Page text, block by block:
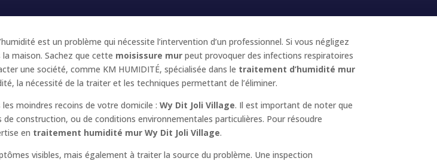
est un problème qui nécessite l’intervention d’un professionnel. Si vous négligez
maison. Sachez que cette moisissure mur peut provoquer des infections respiratoires
une société, comme KM HUMIDITÉ, spécialisée dans le traitement d’humidité mur
la nécessité de la traiter et les techniques permettant de l’éliminer.
les moindres recoins de votre domicile :Wy Dit Joli Village. Il est important de noter que
de construction, ou de conditions environnementales particulières. Pour résoudre
en traitement humidité mur Wy Dit Joli Village.
visibles, mais également à traiter la source du problème. Une inspection